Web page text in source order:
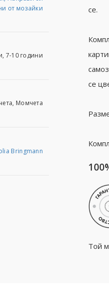
от мозайки
7-10 години
Момчета
Bringmann
се.
се
Той